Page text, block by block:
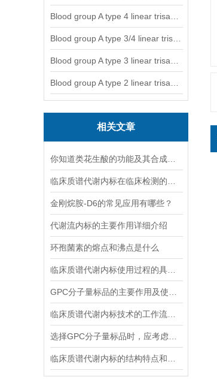
相关文章
金刚烷胺-D6的常见应用有哪些？
代谢流内标的主要作用详细介绍
环孢菌素的熔点和沸点是什么